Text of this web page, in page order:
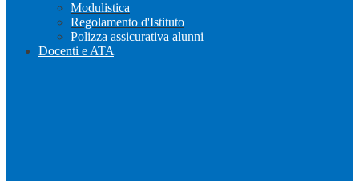
Modulistica
Regolamento d'Istituto
Polizza assicurativa alunni
Docenti e ATA